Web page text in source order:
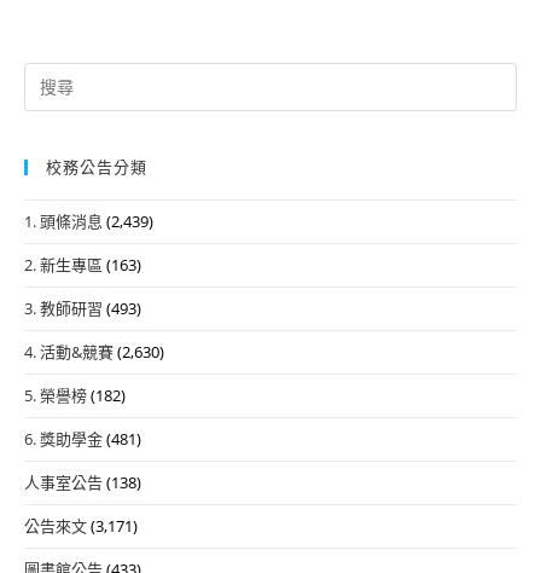
Search
for:
校務公告分類
1. 頭條消息 (2,439)
2. 新生專區 (163)
3. 教師研習 (493)
4. 活動&競賽(2,630)
5. 榮譽榜(182)
6. 獎助學金(481)
人事室公告(138)
公告來文(3,171)